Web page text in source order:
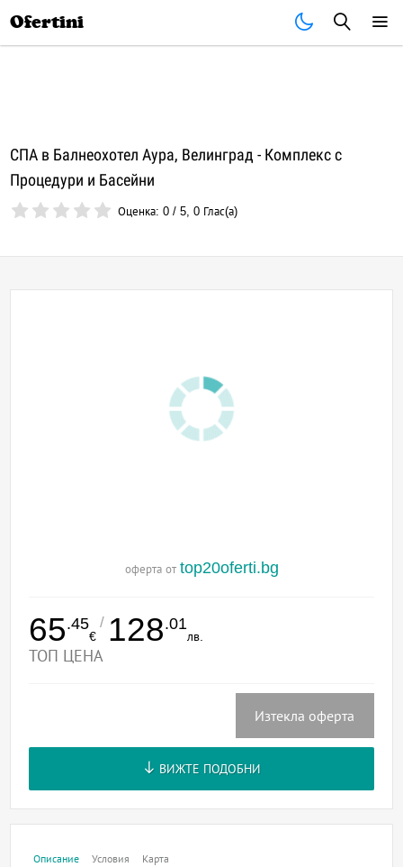
Ofertini
СПА в Балнеохотел Аура, Велинград - Комплекс с
Процедури и Басейни
Оценка:0 /5,0 Глас(а)
оферта от top20oferti.bg
65.45
€
/ 128.01
лв.
ТОП ЦЕНА
Изтекла оферта
ВИЖТЕ ПОДОБНИ
Описание Условия Карта